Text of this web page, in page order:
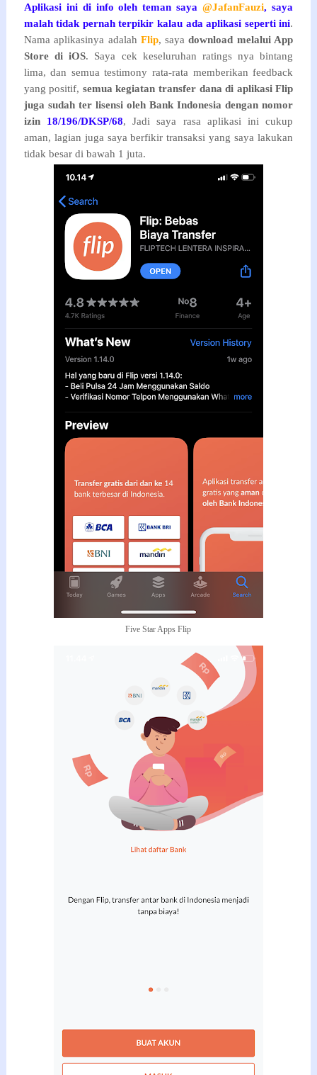
Aplikasi ini di info oleh teman saya@JafanFauzi, saya
malah tidak pernah terpikir kalau ada aplikasi seperti ini.
Nama aplikasinya adalah Flip, sayadownload melalui App
Store di iOS. Saya cek keseluruhan ratings nya bintang
lima, dan semua testimony rata-rata memberikan feedback
yang positif, semua kegiatan transfer dana di aplikasi Flip
juga sudah ter lisensi oleh Bank Indonesia dengan nomor
izin 18/196/DKSP/68, Jadi saya rasa aplikasi ini cukup
aman, lagian juga saya berfikir transaksi yang saya lakukan
tidak besar di bawah 1 juta.
Five Star Apps Flip